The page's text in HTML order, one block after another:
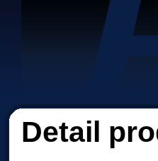
Detail